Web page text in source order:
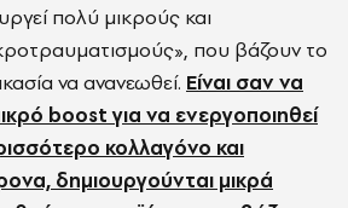
πολύ μικρούς και
που βάζουν το
να ανανεωθεί. Είναι σαν να
boost για να ενεργοποιηθεί
κολλαγόνο και
δημιουργούνται μικρά